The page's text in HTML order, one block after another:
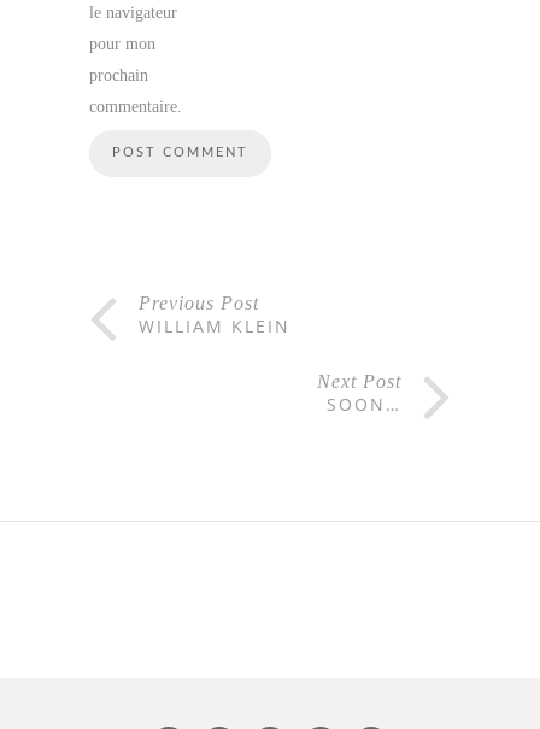
le navigateur
pour mon
prochain
commentaire.
Previous Post
WILLIAM KLEIN
Next Post
SOON…